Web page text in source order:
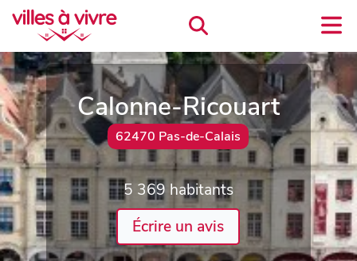
Calonne-Ricouart
62470 Pas-de-Calais
5 369 habitants
Écrire un avis